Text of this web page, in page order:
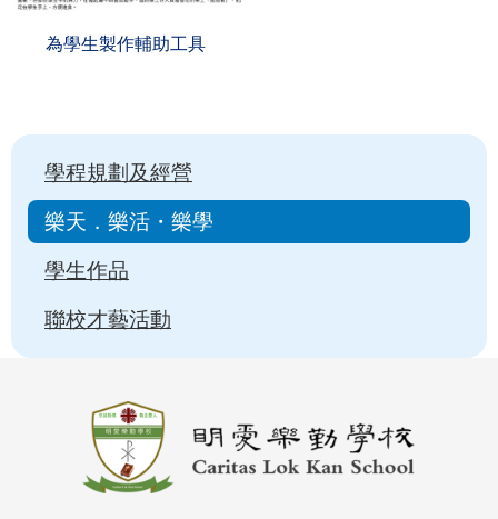
為學生製作輔助工具
Main
navigation
學程規劃及經營
樂天．樂活・樂學
學生作品
聯校才藝活動